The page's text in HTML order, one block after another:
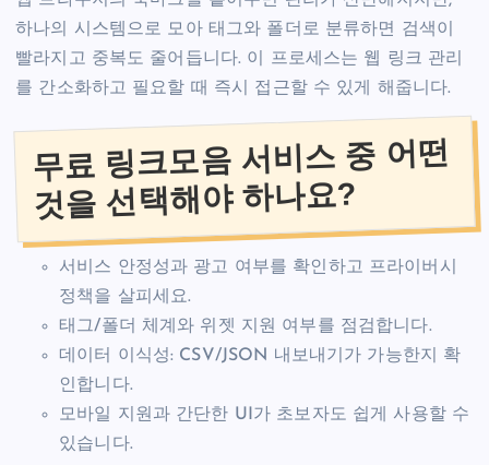
하나의 시스템으로 모아 태그와 폴더로 분류하면 검색이
빨라지고 중복도 줄어듭니다. 이 프로세스는 웹 링크 관리
를 간소화하고 필요할 때 즉시 접근할 수 있게 해줍니다.
무료 링크모음 서비스 중 어떤
것을 선택해야 하나요?
서비스 안정성과 광고 여부를 확인하고 프라이버시
정책을 살피세요.
태그/폴더 체계와 위젯 지원 여부를 점검합니다.
데이터 이식성: CSV/JSON 내보내기가 가능한지 확
인합니다.
모바일 지원과 간단한 UI가 초보자도 쉽게 사용할 수
있습니다.